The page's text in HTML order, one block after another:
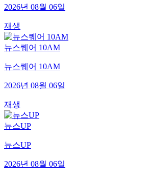
2026년 08월 06일
재생
뉴스퀘어 10AM
뉴스퀘어 10AM
2026년 08월 06일
재생
뉴스UP
뉴스UP
2026년 08월 06일